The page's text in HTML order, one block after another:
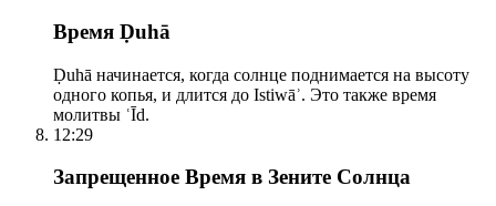
Время Ḍuhā
Ḍuhā начинается, когда солнце поднимается на высоту
одного копья, и длится до Istiwāʾ. Это также время
молитвы ʿĪd.
12:29
Запрещенное Время в Зените Солнца